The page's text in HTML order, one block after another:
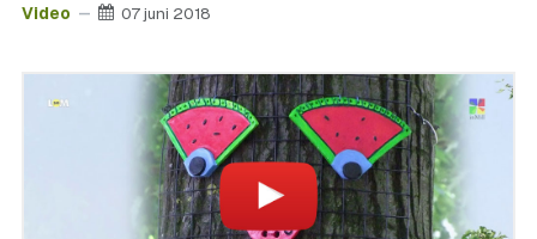
Video 07 juni 2018